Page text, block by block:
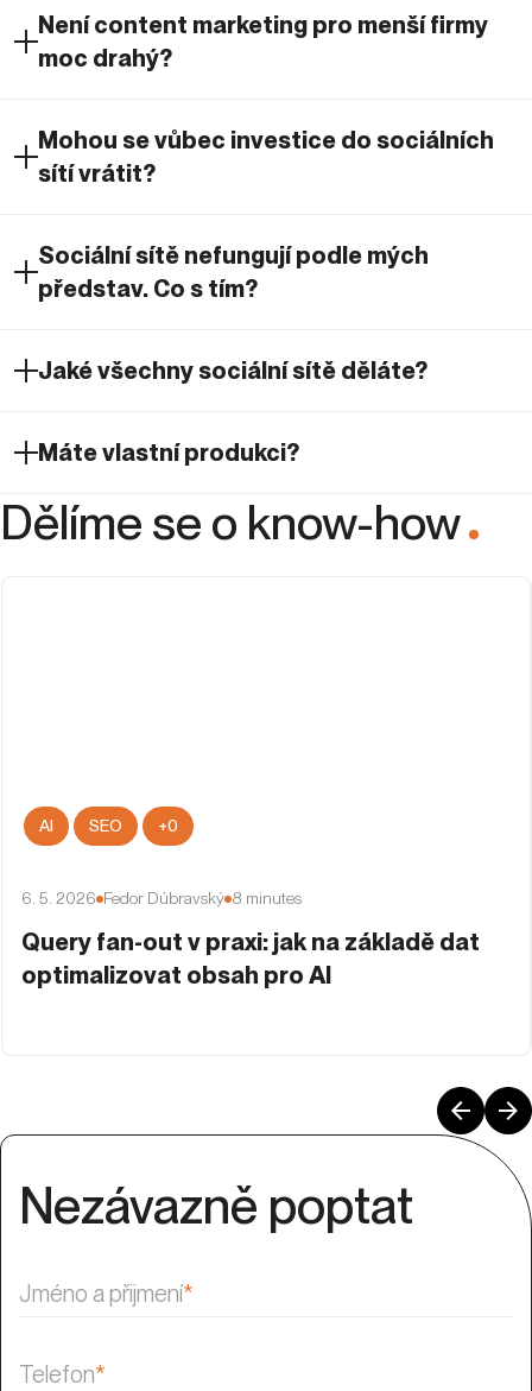
Není content marketing pro menší firmy
moc drahý?
Mohou se vůbec investice do sociálních
sítí vrátit?
Sociální sítě nefungují podle mých
představ. Co s tím?
Jaké všechny sociální sítě děláte?
Máte vlastní produkci?
Dělíme se o know-how
.
6. 5. 2026 Fedor Dúbravský 8 minutes
Query fan-out v praxi: jak na základě dat
optimalizovat obsah pro AI
AI SEO +0
Nezávazně poptat
Jméno a přijmení*
Telefon*